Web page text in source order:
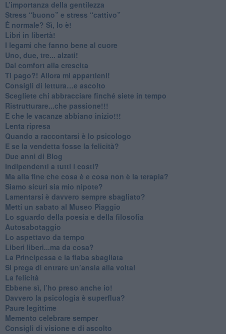
​L’importanza della gentilezza
​Stress “buono” e stress “cattivo”
​È normale? Sì, lo è!
​Libri in libertà!
​I legami che fanno bene al cuore
Uno, due, tre... alzati!​
​Dal comfort alla crescita
​Ti pago?! Allora mi appartieni!​
​Consigli di lettura…e ascolto
​Scegliete chi abbracciare finché siete in tempo
​Ristrutturare...che passione!!!
​E che le vacanze abbiano inizio!!!
​Lenta ripresa
​Quando a raccontarsi è lo psicologo
​E se la vendetta fosse la felicità?
​Due anni di Blog
​Indipendenti a tutti i costi?
​Ma alla fine che cosa è e cosa non è la terapia?
​Siamo sicuri sia mio nipote?
​Lamentarsi è davvero sempre sbagliato?
​Metti un sabato al Museo Piaggio
​Lo sguardo della poesia e della filosofia
Autosabotaggio
​Lo aspettavo da tempo
​Liberi liberi...ma da cosa?
​La Principessa e la fiaba sbagliata
Si prega di entrare un’ansia alla volta!
​La felicità
​Ebbene sì, l’ho preso anche io!
​Davvero la psicologia è superflua?
Paure legittime
​Memento celebrare semper
​Consigli di visione e di ascolto